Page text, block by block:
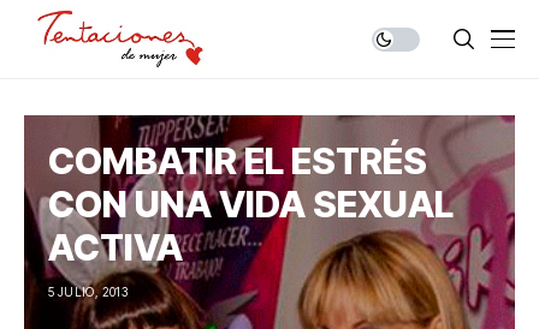
COMBATIR EL ESTRÉS
CON UNA VIDA SEXUAL
ACTIVA
5 JULIO, 2013